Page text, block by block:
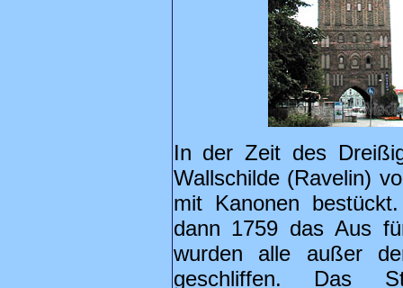
In der Zeit des
Wallschilde (Ravelin)
mit Kanonen
dann 1759 das Aus
wurden alle außer
geschliffen. Das